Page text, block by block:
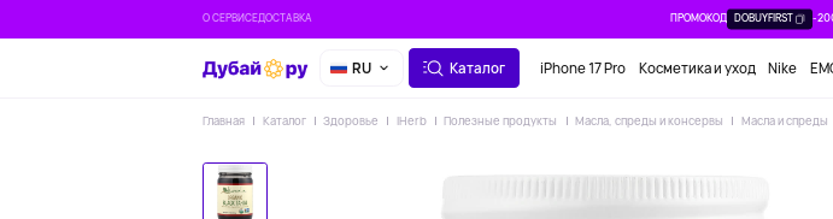
О СЕРВИСЕДОСТАВКА ПРОМОКОД DOBUYFIRST -
RU Каталог iPhone 17 Pro Косметика и уход Nike
Главная Каталог Здоровье IHerb Полезные продукты Масла, спреды и консервы Масла и спреды